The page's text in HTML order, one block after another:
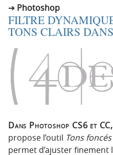
c
i
p
e
Photoshop
FILTRE
TONS CLAIRS
Dans Photoshop CS6 et
propose l’outil Tons
permet d’ajuster finement